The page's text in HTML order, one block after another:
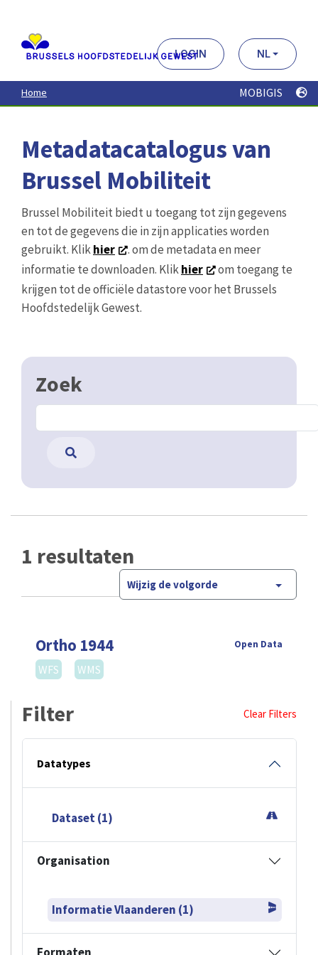
contenu
principal
LOGIN NL
Home MOBIGIS
Metadatacatalogus van
Brussel Mobiliteit
Brussel Mobiliteit biedt u toegang tot zijn gegevens
en tot de gegevens die in zijn applicaties worden
gebruikt. Klikhier
. om de metadata en meer
informatie te downloaden. Klikhier
om toegang te
krijgen tot de officiële datastore voor het Brussels
Hoofdstedelijk Gewest.
Zoek
1 resultaten
Wijzig de volgorde
Ortho 1944 Open Data
WFS WMS
Filter Clear Filters
Datatypes
Dataset (1)
Organisation
Informatie Vlaanderen (1)